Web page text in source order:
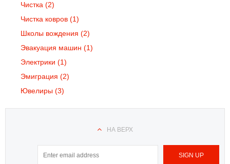
Чистка (2)
Чистка ковров (1)
Школы вождения (2)
Эвакуация машин (1)
Электрики (1)
Эмиграция (2)
Ювелиры (3)
НА ВЕРХ